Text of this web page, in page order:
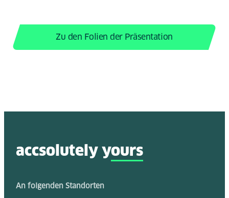
Zu den Folien der Präsentation
accsolutely yours
An folgenden Standorten